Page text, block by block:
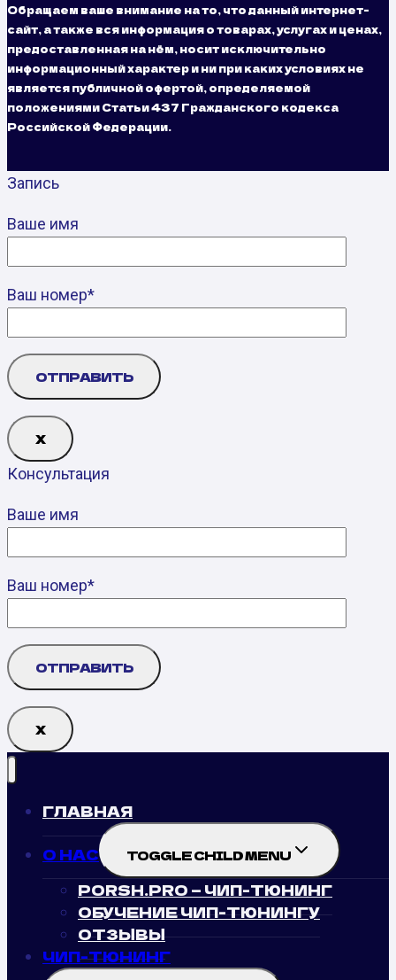
Обращаем ваше внимание на то, что данный интернет-
сайт, а также вся информация о товарах, услугах и ценах,
предоставленная на нём, носит исключительно
информационный характер и ни при каких условиях не
является публичной офертой, определяемой
положениями Статьи 437 Гражданского кодекса
Российской Федерации.
Запись
Ваше имя
Ваш номер*
Х
Консультация
Ваше имя
Ваш номер*
Х
ГЛАВНАЯ
О НАС TOGGLE CHILD MENU
PORSH.PRO — ЧИП-ТЮНИНГ
ОБУЧЕНИЕ ЧИП-ТЮНИНГУ
ОТЗЫВЫ
ЧИП-ТЮНИНГ